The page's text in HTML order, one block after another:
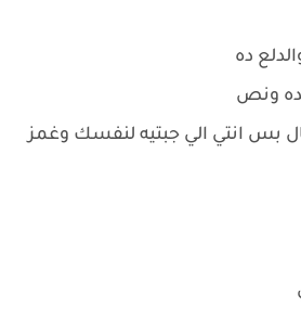
ده
ونص
بس انتي الي جبتيه لنفسك وغمز